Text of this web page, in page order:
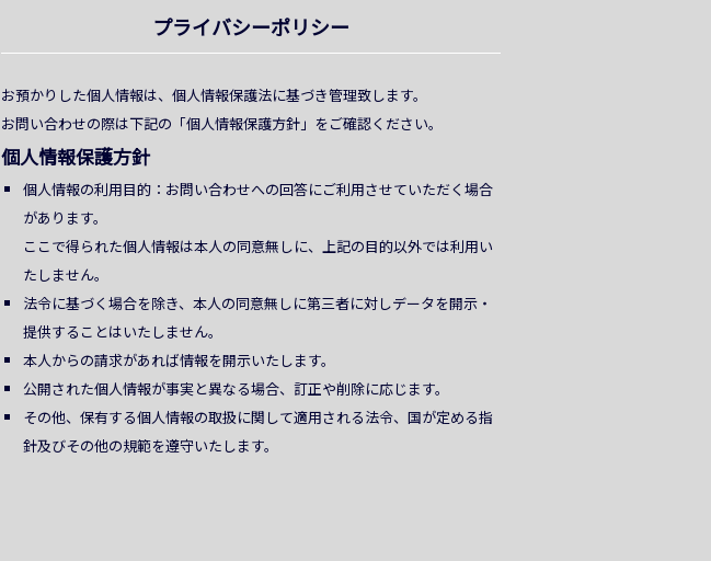
プライバシーポリシー
お預かりした個人情報は、個人情報保護法に基づき管理致します。
お問い合わせの際は下記の「個人情報保護方針」をご確認ください。
個人情報保護方針
個人情報の利用目的：お問い合わせへの回答にご利用させていただく場合
があります。
ここで得られた個人情報は本人の同意無しに、上記の目的以外では利用い
たしません。
法令に基づく場合を除き、本人の同意無しに第三者に対しデータを開示・
提供することはいたしません。
本人からの請求があれば情報を開示いたします。
公開された個人情報が事実と異なる場合、訂正や削除に応じます。
その他、保有する個人情報の取扱に関して適用される法令、国が定める指
針及びその他の規範を遵守いたします。